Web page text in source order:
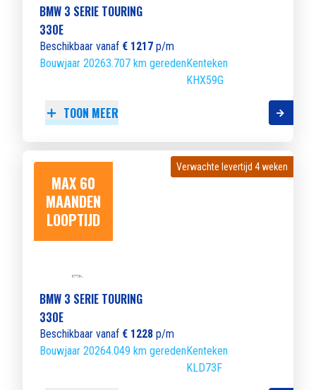
BMW 3 SERIE TOURING
330E
Beschikbaar vanaf € 1217 p/m
Bouwjaar 20263.707 km geredenKenteken
KHX59G
TOON MEER
MAX 60
MAANDEN
LOOPTIJD
Verwachte levertijd 4 weken
Verwachte levertijd 4 weken
BMW 3 SERIE TOURING
330E
Beschikbaar vanaf € 1228 p/m
Bouwjaar 20264.049 km geredenKenteken
KLD73F